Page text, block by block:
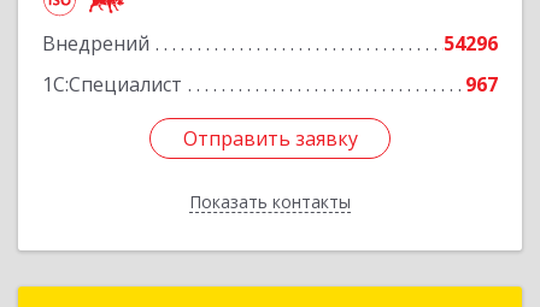
Внедрений
54296
1С:Специалист
967
Отправить заявку
Показать контакты
Подробнее
Отправить заявку
Назад